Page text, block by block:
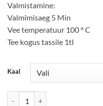
Valmistamine:
Valmimisaeg 5 Min
Vee temperatuur 100 ° C
Tee kogus tassile 1tl
Kaal